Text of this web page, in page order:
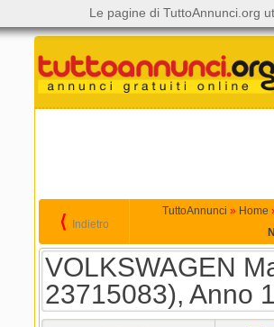
⟨ Indietro
TuttoAnnunci » Home
VOLKSWAGEN
23715083), Anno
Le pagine di TuttoAnnunci.org